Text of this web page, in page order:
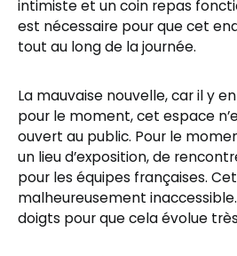
intimiste et un coin repas
est nécessaire pour que cet
tout au long de la journée.
La mauvaise nouvelle, car il y
pour le moment, cet espace
ouvert au public. Pour le
un lieu d’exposition, de
pour les équipes françaises.
malheureusement
doigts pour que cela évolue